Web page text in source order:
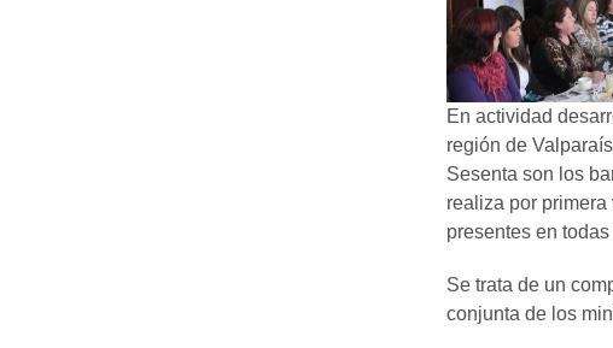
En actividad
región de
Sesenta son los
realiza por
presentes en
Se trata de un
conjunta de los